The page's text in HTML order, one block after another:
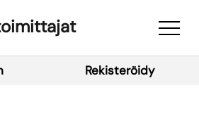
Rekisteröidy